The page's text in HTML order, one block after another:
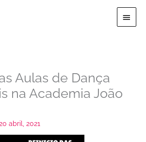
Menu
Aulas de Dança
na Academia João
abril, 2021